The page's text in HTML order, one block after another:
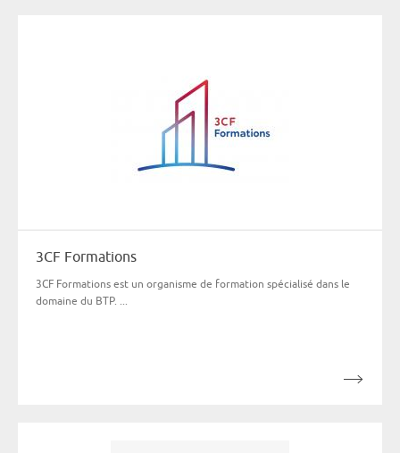
3CF Formations
3CF Formations est un organisme de formation spécialisé dans le
domaine du BTP. ...